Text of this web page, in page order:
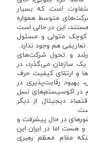
است که بسیار
متوسط همواره
این در حالی است
کوچک متولی و مسئول
هم وجود ندارد.
رشد و تحول شرکت‌های
سازمان می‌گذرد، در
و ارتقای کیفیت حرف
بهبود رقابت‌پذیری در
در اکوسیستم‌های نسل
دیجیتال از دیگر
کشورهای در حال پیشرفت و
اما در ایران این
مقام معظم رهبری